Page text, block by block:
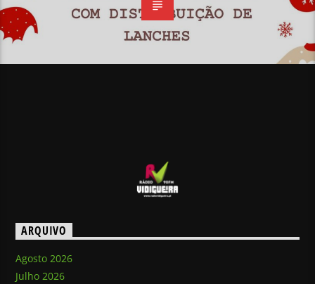
ARQUIVO
Agosto 2026
Julho 2026